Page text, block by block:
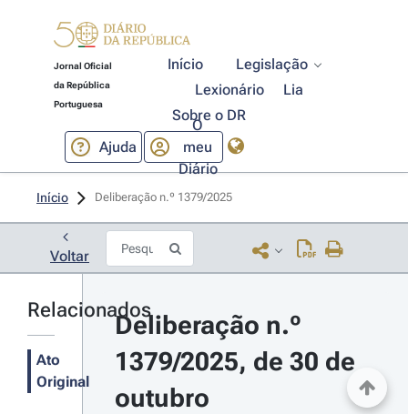
Jornal Oficial
da República
Portuguesa
Início
Legislação
Lexionário
Lia
Sobre o DR
Ajuda
O
meu
Diário
Início Deliberação n.º 1379/2025
Voltar
Relacionados
Ato
Original
Deliberação n.º
1379/2025, de 30 de
outubro